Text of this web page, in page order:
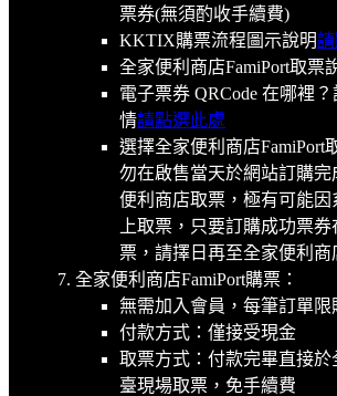
票券(無須酌收手續費)
KKTIX購票流程圖示說明
全家便利商店FamiPort取票
電子票券 QRCode 在哪裡
情請點選此處
選擇全家便利商店FamiPort
勿在啟售當天於網站訂購完
便利商店取票，極有可能因
上取票，只要訂購成功票
票，請擇日再至全家便利商
全家便利商店FamiPort購票：
無需加入會員，每筆訂單限
付款方式：僅接受現金
取票方式：付款完畢直接
臺現場取票，免手續費